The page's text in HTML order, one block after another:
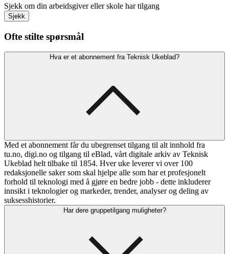
Sjekk om din arbeidsgiver eller skole har tilgang
Sjekk
Ofte stilte spørsmål
Hva er et abonnement fra Teknisk Ukeblad?
Med et abonnement får du ubegrenset tilgang til alt innhold fra
tu.no, digi.no og tilgang til eBlad, vårt digitale arkiv av Teknisk
Ukeblad helt tilbake til 1854. Hver uke leverer vi over 100
redaksjonelle saker som skal hjelpe alle som har et profesjonelt
forhold til teknologi med å gjøre en bedre jobb - dette inkluderer
innsikt i teknologier og markeder, trender, analyser og deling av
suksesshistorier.
Har dere gruppetilgang muligheter?